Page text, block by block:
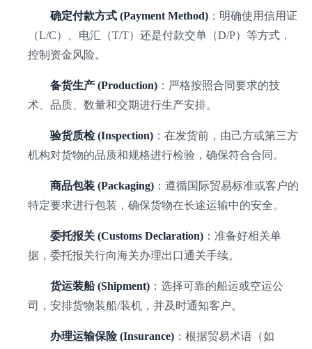
确定付款方式 (Payment Method) ：明确使用信用证
（L/C）、电汇（T/T）还是付款交单（D/P）等方式，
控制资金风险。
备货生产 (Production) ：严格按照合同要求的技
术、品质、数量和交期进行生产安排。
验货质检 (Inspection) ：在发货前，由己方或第三方
机构对货物的品质和规格进行检验，确保符合合同。
商品包装 (Packaging) ：遵循国际贸易标准或客户的
特定要求进行包装，确保货物在长途运输中的安全。
委托报关 (Customs Declaration) ：准备好相关单
据，委托报关行向海关办理出口通关手续。
货运装船 (Shipment) ：选择可靠的船运或空运公
司，安排货物装船/装机，并及时通知客户。
办理运输保险 (Insurance) ：根据贸易术语（如